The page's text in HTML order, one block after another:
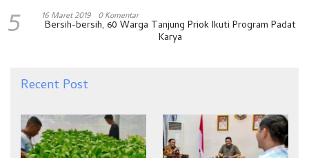
5 16 Maret 2019 0 Komentar
Bersih-bersih, 60 Warga Tanjung Priok Ikuti Program Padat
Karya
Recent Post